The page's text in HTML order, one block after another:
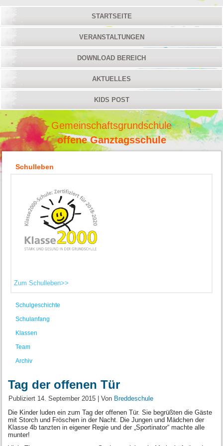
STARTSEITE
VERANSTALTUNGEN
DOWNLOAD BEREICH
AKTUELLES
KIDS POST
Gemeinschaftsgrundschule
offene Ganztagsschule
Schulleben
Zum Schulleben>>
Schulgeschichte
Schulanfang
Klassen
Team
Archiv
Tag der offenen Tür
Publiziert 14. September 2015 |Von Breddeschule
Die Kinder luden ein zum Tag der offenen Tür. Sie begrüßten die Gäste
mit Storch und Fröschen in der Nacht. Die Jungen und Mädchen der
Klasse 4b tanzten in eigener Regie und der „Sportinator“ machte alle
munter!